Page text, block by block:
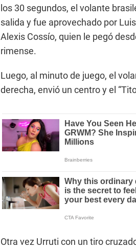
los 30 segundos, el volante
salida y fue aprovechado por
Alexis Cossío, quien le pegó
rimense.
Luego, al minuto de juego, el
derecha, envió un centro y el
Otra vez Urruti con un tiro